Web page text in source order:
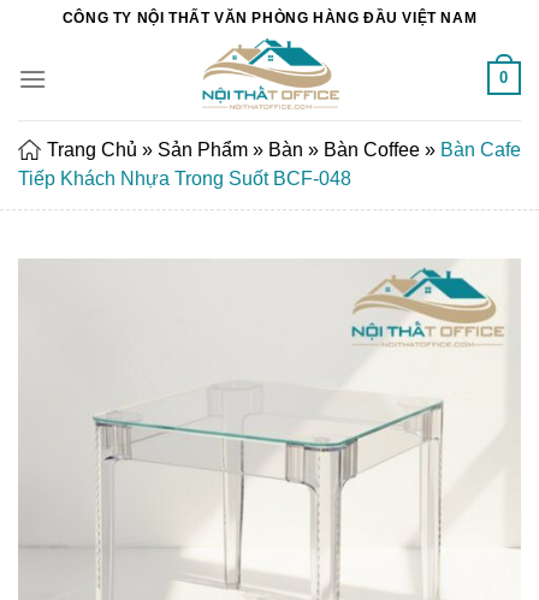
Chuyển
nội
CÔNG TY NỘI THẤT VĂN PHÒNG HÀNG ĐẦU VIỆT NAM
0
Trang Chủ » Sản Phẩm » Bàn » Bàn Coffee » Bàn Cafe
Tiếp Khách Nhựa Trong Suốt BCF-048